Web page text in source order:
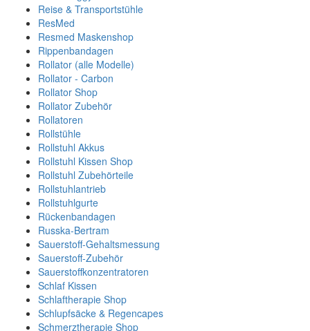
Reise & Transportstühle
ResMed
Resmed Maskenshop
Rippenbandagen
Rollator (alle Modelle)
Rollator - Carbon
Rollator Shop
Rollator Zubehör
Rollatoren
Rollstühle
Rollstuhl Akkus
Rollstuhl Kissen Shop
Rollstuhl Zubehörteile
Rollstuhlantrieb
Rollstuhlgurte
Rückenbandagen
Russka-Bertram
Sauerstoff-Gehaltsmessung
Sauerstoff-Zubehör
Sauerstoffkonzentratoren
Schlaf Kissen
Schlaftherapie Shop
Schlupfsäcke & Regencapes
Schmerztherapie Shop